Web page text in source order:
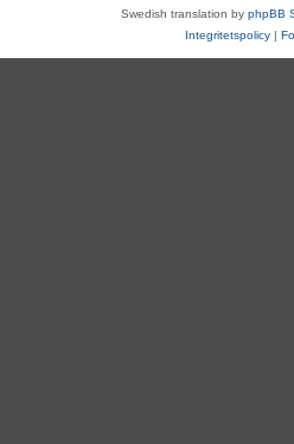
Swedish translation by phpBB
Integritetspolicy |